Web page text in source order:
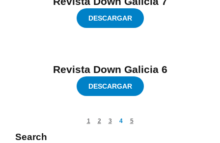
DESCARGAR
Revista Down Galicia 6
DESCARGAR
1 2 3 4 5
Search